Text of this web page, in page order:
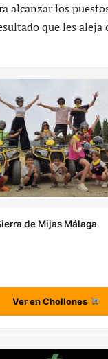
alcanzar los
que les aleja
de Mijas Málaga
Ver en Chollones